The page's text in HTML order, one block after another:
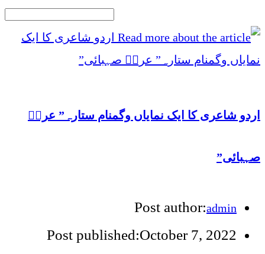
اردو شاعری کا ایک نمایاں وگمنام ستارہ” عرشؔ
صہبائی”
Post author:admin
Post published:October 7, 2022